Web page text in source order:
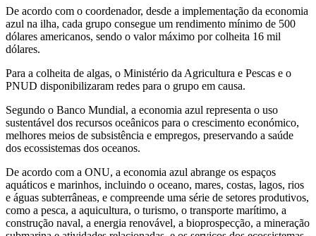
De acordo com o coordenador, desde a implementação da economia
azul na ilha, cada grupo consegue um rendimento mínimo de 500
dólares americanos, sendo o valor máximo por colheita 16 mil
dólares.
Para a colheita de algas, o Ministério da Agricultura e Pescas e o
PNUD disponibilizaram redes para o grupo em causa.
Segundo o Banco Mundial, a economia azul representa o uso
sustentável dos recursos oceânicos para o crescimento económico,
melhores meios de subsistência e empregos, preservando a saúde
dos ecossistemas dos oceanos.
De acordo com a ONU, a economia azul abrange os espaços
aquáticos e marinhos, incluindo o oceano, mares, costas, lagos, rios
e águas subterrâneas, e compreende uma série de setores produtivos,
como a pesca, a aquicultura, o turismo, o transporte marítimo, a
construção naval, a energia renovável, a bioprospecção, a mineração